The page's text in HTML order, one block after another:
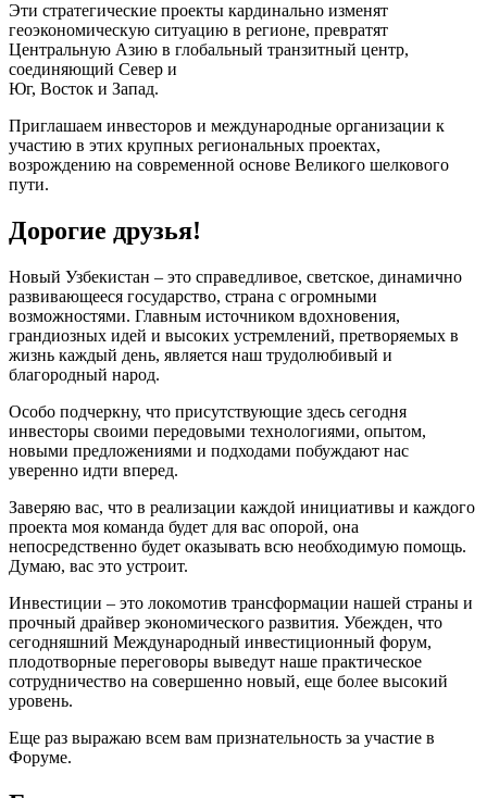
Эти стратегические проекты кардинально изменят
геоэкономическую ситуацию в регионе, превратят
Центральную Азию в глобальный транзитный центр,
соединяющий Север и
Юг, Восток и Запад.
Приглашаем инвесторов и международные организации к
участию в этих крупных региональных проектах,
возрождению на современной основе Великого шелкового
пути.
Дорогие друзья!
Новый Узбекистан – это справедливое, светское, динамично
развивающееся государство, страна с огромными
возможностями. Главным источником вдохновения,
грандиозных идей и высоких устремлений, претворяемых в
жизнь каждый день, является наш трудолюбивый и
благородный народ.
Особо подчеркну, что присутствующие здесь сегодня
инвесторы своими передовыми технологиями, опытом,
новыми предложениями и подходами побуждают нас
уверенно идти вперед.
Заверяю вас, что в реализации каждой инициативы и каждого
проекта моя команда будет для вас опорой, она
непосредственно будет оказывать всю необходимую помощь.
Думаю, вас это устроит.
Инвестиции – это локомотив трансформации нашей страны и
прочный драйвер экономического развития. Убежден, что
сегодняшний Международный инвестиционный форум,
плодотворные переговоры выведут наше практическое
сотрудничество на совершенно новый, еще более высокий
уровень.
Еще раз выражаю всем вам признательность за участие в
Форуме.